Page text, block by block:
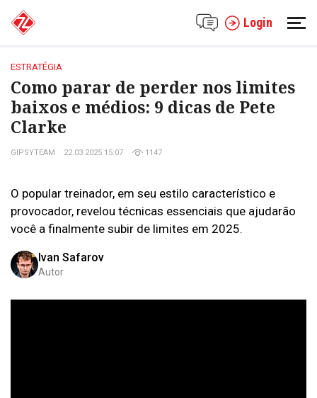
Login
ESTRATÉGIA
Como parar de perder nos limites
baixos e médios: 9 dicas de Pete
Clarke
GIPSYTEAM 22.03.2025 15:07 1147
O popular treinador, em seu estilo característico e
provocador, revelou técnicas essenciais que ajudarão
você a finalmente subir de limites em 2025.
Ivan Safarov
Autor